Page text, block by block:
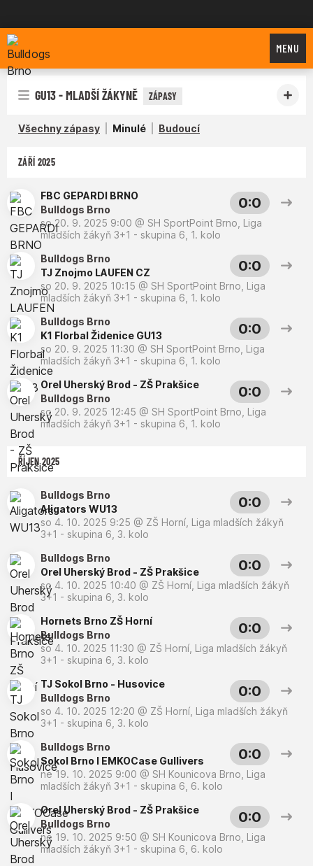
Bulldogs Brno
MENU
GU13 - MLADŠÍ ŽÁKYNĚ ZÁPASY
Všechny zápasy Minulé Budoucí
ZÁŘÍ 2025
FBC GEPARDI BRNO
Bulldogs Brno
0:0
so 20. 9. 2025 9:00 @ SH SportPoint Brno Liga
mladších žákyň 3+1 - skupina 6, 1. kolo
Bulldogs Brno
TJ Znojmo LAUFEN CZ
0:0
so 20. 9. 2025 10:15 @ SH SportPoint Brno Liga
mladších žákyň 3+1 - skupina 6, 1. kolo
Bulldogs Brno
K1 Florbal Židenice GU13
0:0
so 20. 9. 2025 11:30 @ SH SportPoint Brno Liga
mladších žákyň 3+1 - skupina 6, 1. kolo
Orel Uherský Brod - ZŠ Prakšice
Bulldogs Brno
0:0
so 20. 9. 2025 12:45 @ SH SportPoint Brno Liga
mladších žákyň 3+1 - skupina 6, 1. kolo
ŘÍJEN 2025
Bulldogs Brno
Aligators WU13
0:0
so 4. 10. 2025 9:25 @ ZŠ Horní Liga mladších žákyň
3+1 - skupina 6, 3. kolo
Bulldogs Brno
Orel Uherský Brod - ZŠ Prakšice
0:0
so 4. 10. 2025 10:40 @ ZŠ Horní Liga mladších žákyň
3+1 - skupina 6, 3. kolo
Hornets Brno ZŠ Horní
Bulldogs Brno
0:0
so 4. 10. 2025 11:30 @ ZŠ Horní Liga mladších žákyň
3+1 - skupina 6, 3. kolo
TJ Sokol Brno - Husovice
Bulldogs Brno
0:0
so 4. 10. 2025 12:20 @ ZŠ Horní Liga mladších žákyň
3+1 - skupina 6, 3. kolo
Bulldogs Brno
Sokol Brno I EMKOCase Gullivers
0:0
ne 19. 10. 2025 9:00 @ SH Kounicova Brno Liga
mladších žákyň 3+1 - skupina 6, 6. kolo
Orel Uherský Brod - ZŠ Prakšice
Bulldogs Brno
0:0
ne 19. 10. 2025 9:50 @ SH Kounicova Brno Liga
mladších žákyň 3+1 - skupina 6, 6. kolo